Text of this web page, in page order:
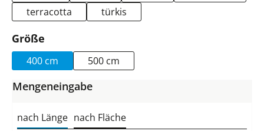
terracotta
türkis
Größe
400 cm 500 cm
Mengeneingabe
nach Länge nach Fläche